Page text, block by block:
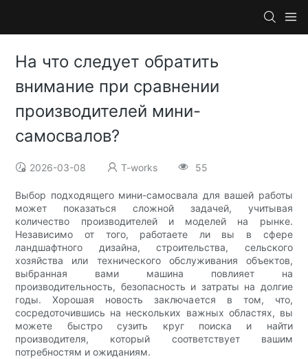
На что следует обратить
внимание при сравнении
производителей мини-
самосвалов?
2026-03-08 T-works 55
Выбор подходящего мини-самосвала для вашей работы
может показаться сложной задачей, учитывая
количество производителей и моделей на рынке.
Независимо от того, работаете ли вы в сфере
ландшафтного дизайна, строительства, сельского
хозяйства или технического обслуживания объектов,
выбранная вами машина повлияет на
производительность, безопасность и затраты на долгие
годы. Хорошая новость заключается в том, что,
сосредоточившись на нескольких важных областях, вы
можете быстро сузить круг поиска и найти
производителя, который соответствует вашим
потребностям и ожиданиям.